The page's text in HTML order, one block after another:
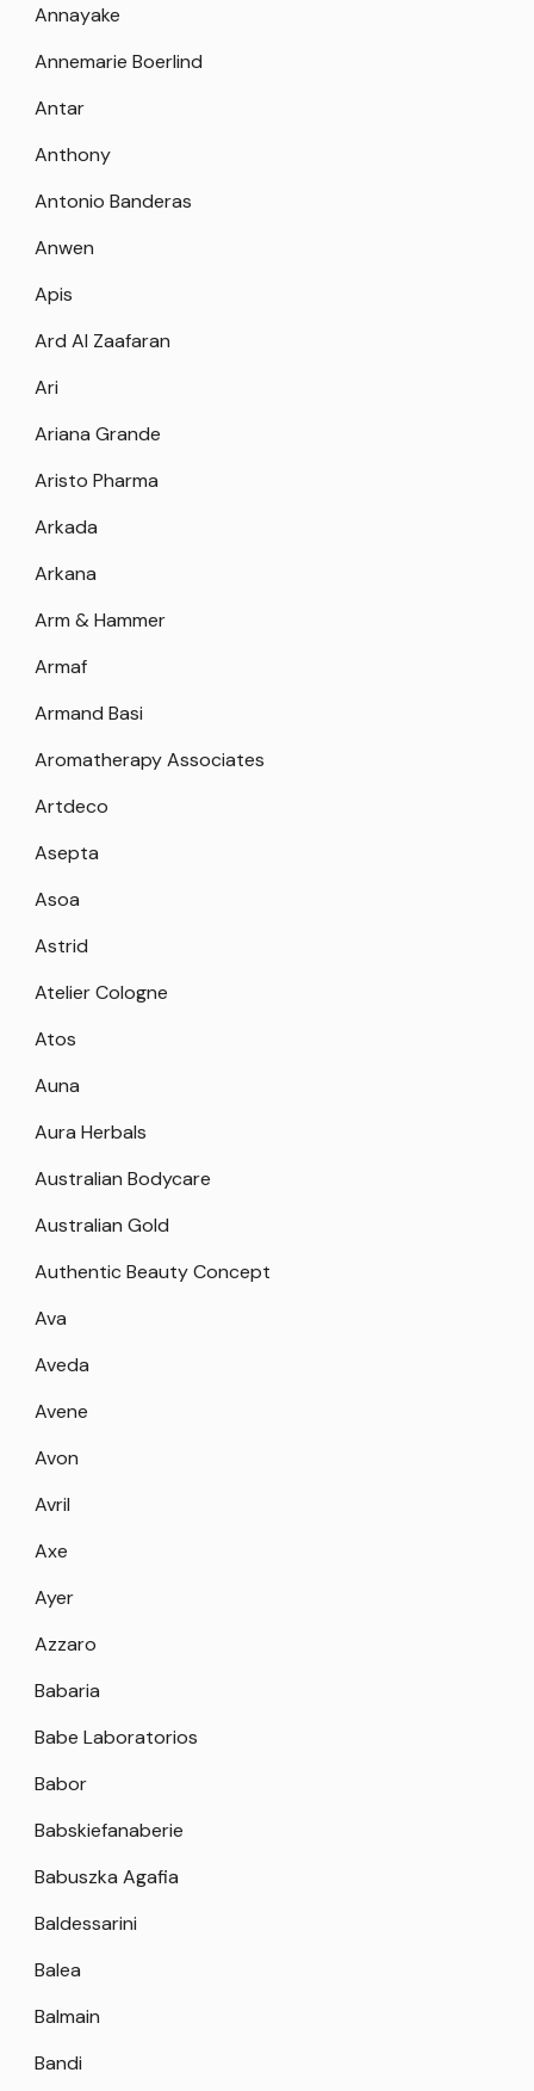
Annayake
Annemarie Boerlind
Antar
Anthony
Antonio Banderas
Anwen
Apis
Ard Al Zaafaran
Ari
Ariana Grande
Aristo Pharma
Arkada
Arkana
Arm & Hammer
Armaf
Armand Basi
Aromatherapy Associates
Artdeco
Asepta
Asoa
Astrid
Atelier Cologne
Atos
Auna
Aura Herbals
Australian Bodycare
Australian Gold
Authentic Beauty Concept
Ava
Aveda
Avene
Avon
Avril
Axe
Ayer
Azzaro
Babaria
Babe Laboratorios
Babor
Babskiefanaberie
Babuszka Agafia
Baldessarini
Balea
Balmain
Bandi